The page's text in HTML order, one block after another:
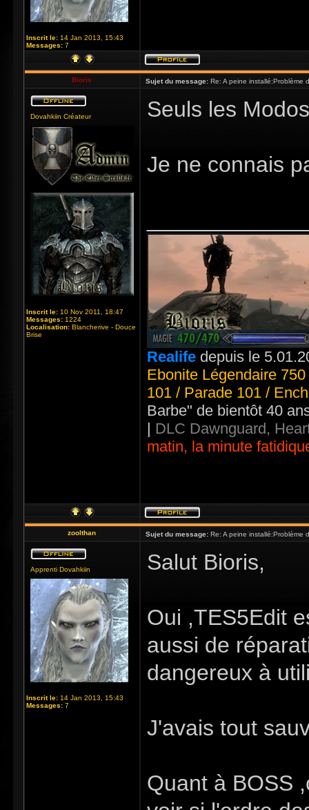
Inscrit le: 14 Jan 2013, 15:43
Messages: 7
Bioris Sujet du message: Re: A peine installé:Problème
Dovahkiin Créateur
Inscrit le: 10 Nov 2011, 18:47
Messages: 1224
Localisation: Blancherive - Douce
Brise
Seuls les
Je ne connais
Realife depuis le
Ebonite Légendaire
101 / Parade 101 /
Barbe" de bientôt 40
| DLC Dawnguard,
matin, la minute
zoolthan Sujet du message: Re: A peine installé:Problème
Apprenti Dovahkiin
Inscrit le: 14 Jan 2013, 15:43
Messages: 7
Salut Bioris,
Oui ,TES5Edit
aussi de
dangereux à
J'avais tout
Quant à BOSS